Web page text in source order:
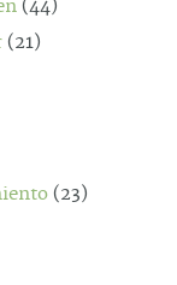
(44)
(21)
(23)